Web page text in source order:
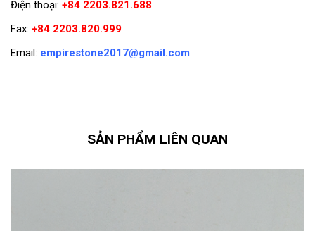
Điện thoại: +84 2203.821.688
Fax: +84 2203.820.999
Email: empirestone2017@gmail.com
SẢN PHẨM LIÊN QUAN